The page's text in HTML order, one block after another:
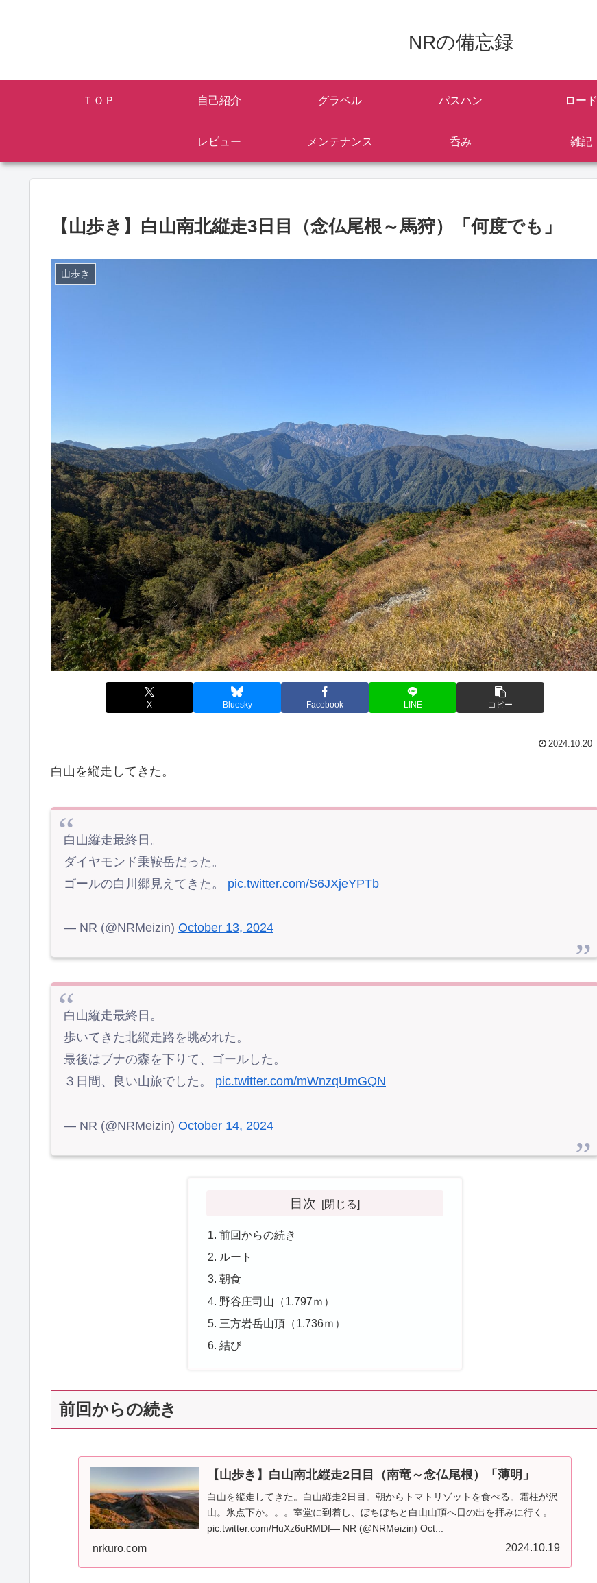
NRの備忘録
ＴＯＰ 自己紹介 グラベル パスハン ロード
レビュー メンテナンス 呑み 雑記
【山歩き】白山南北縦走3日目（念仏尾根～馬狩）「何度でも」
山歩き
X Bluesky Facebook LINE コピー
2024.10.20
白山を縦走してきた。
白山縦走最終日。
ダイヤモンド乗鞍岳だった。
ゴールの白川郷見えてきた。 pic.twitter.com/S6JXjeYPTb
— NR (@NRMeizin) October 13, 2024
白山縦走最終日。
歩いてきた北縦走路を眺めれた。
最後はブナの森を下りて、ゴールした。
３日間、良い山旅でした。 pic.twitter.com/mWnzqUmGQN
— NR (@NRMeizin) October 14, 2024
目次
前回からの続き
ルート
朝食
野谷庄司山（1.797ｍ）
三方岩岳山頂（1.736ｍ）
結び
前回からの続き
【山歩き】白山南北縦走2日目（南竜～念仏尾根）「薄明」
白山を縦走してきた。白山縦走2日目。朝からトマトリゾットを食べる。霜柱が沢
山。氷点下か。。。室堂に到着し、ぼちぼちと白山山頂へ日の出を拝みに行く。
pic.twitter.com/HuXz6uRMDf— NR (@NRMeizin) Oct...
nrkuro.com 2024.10.19